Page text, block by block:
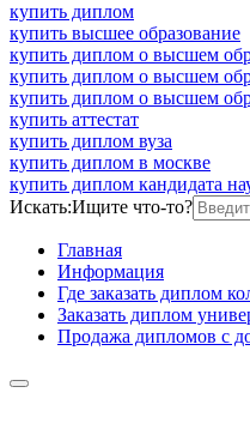
купить диплом
купить высшее образование
купить диплом о высшем
купить диплом о высшем
купить диплом о высшем
купить аттестат
купить диплом вуза
купить диплом в москве
купить диплом кандидата
Искать:Ищите что-то?
Главная
Информация
Где заказать диплом
Заказать диплом
Продажа дипломов с